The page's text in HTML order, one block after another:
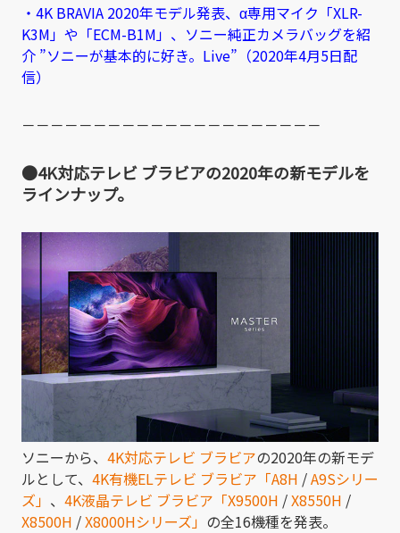
・4K BRAVIA 2020年モデル発表、α専用マイク「XLR-
K3M」や「ECM-B1M」、ソニー純正カメラバッグを紹
介 ”ソニーが基本的に好き。Live”（2020年4月5日配
信）
－－－－－－－－－－－－－－－－－－－－－
●4K対応テレビ ブラビアの2020年の新モデルを
ラインナップ。
ソニーから、 4K対応テレビ ブラビアの2020年の新モデ
ルとして、 4K有機ELテレビ ブラビア「A8H /A9Sシリー
ズ」 、 4K液晶テレビ ブラビア「X9500H /X8550H /
X8500H /X8000Hシリーズ」 の全16機種を発表。